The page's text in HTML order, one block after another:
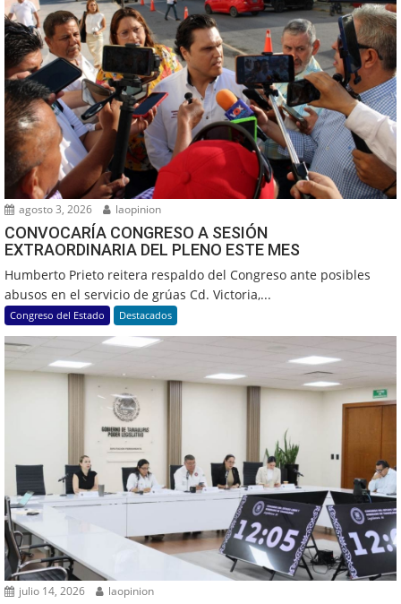
agosto 3, 2026 laopinion
CONVOCARÍA CONGRESO A SESIÓN
EXTRAORDINARIA DEL PLENO ESTE MES
Humberto Prieto reitera respaldo del Congreso ante posibles
abusos en el servicio de grúas Cd. Victoria,...
Congreso del Estado Destacados
julio 14, 2026 laopinion